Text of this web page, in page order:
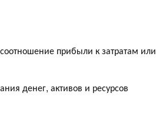
прибыли к затратам или
денег, активов и ресурсов